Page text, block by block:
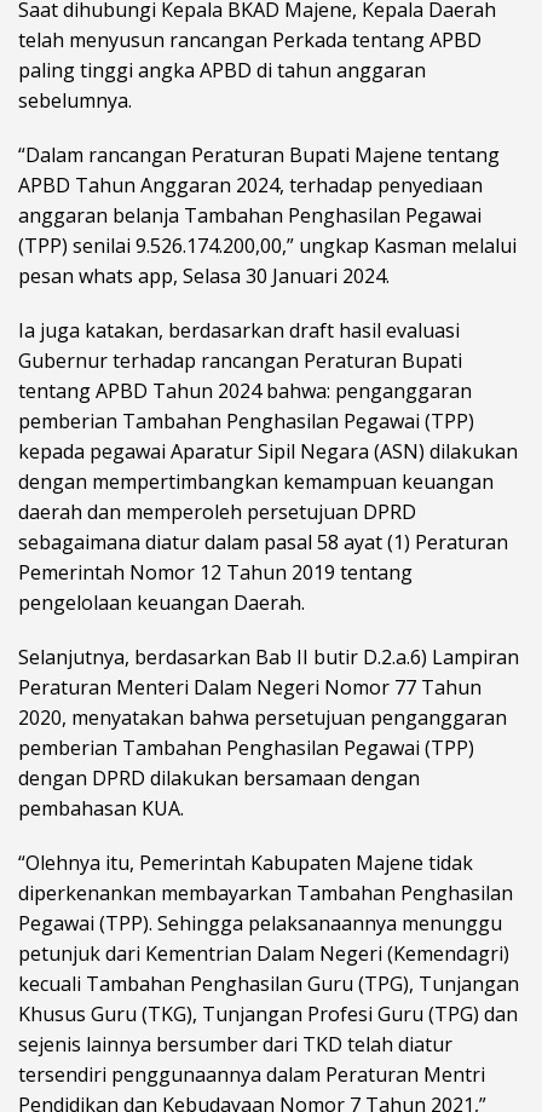
Saat dihubungi Kepala BKAD Majene, Kepala Daerah
telah menyusun rancangan Perkada tentang APBD
paling tinggi angka APBD di tahun anggaran
sebelumnya.
“Dalam rancangan Peraturan Bupati Majene tentang
APBD Tahun Anggaran 2024, terhadap penyediaan
anggaran belanja Tambahan Penghasilan Pegawai
(TPP) senilai 9.526.174.200,00,” ungkap Kasman melalui
pesan whats app, Selasa 30 Januari 2024.
Ia juga katakan, berdasarkan draft hasil evaluasi
Gubernur terhadap rancangan Peraturan Bupati
tentang APBD Tahun 2024 bahwa: penganggaran
pemberian Tambahan Penghasilan Pegawai (TPP)
kepada pegawai Aparatur Sipil Negara (ASN) dilakukan
dengan mempertimbangkan kemampuan keuangan
daerah dan memperoleh persetujuan DPRD
sebagaimana diatur dalam pasal 58 ayat (1) Peraturan
Pemerintah Nomor 12 Tahun 2019 tentang
pengelolaan keuangan Daerah.
Selanjutnya, berdasarkan Bab II butir D.2.a.6) Lampiran
Peraturan Menteri Dalam Negeri Nomor 77 Tahun
2020, menyatakan bahwa persetujuan penganggaran
pemberian Tambahan Penghasilan Pegawai (TPP)
dengan DPRD dilakukan bersamaan dengan
pembahasan KUA.
“Olehnya itu, Pemerintah Kabupaten Majene tidak
diperkenankan membayarkan Tambahan Penghasilan
Pegawai (TPP). Sehingga pelaksanaannya menunggu
petunjuk dari Kementrian Dalam Negeri (Kemendagri)
kecuali Tambahan Penghasilan Guru (TPG), Tunjangan
Khusus Guru (TKG), Tunjangan Profesi Guru (TPG) dan
sejenis lainnya bersumber dari TKD telah diatur
tersendiri penggunaannya dalam Peraturan Mentri
Pendidikan dan Kebudayaan Nomor 7 Tahun 2021,”